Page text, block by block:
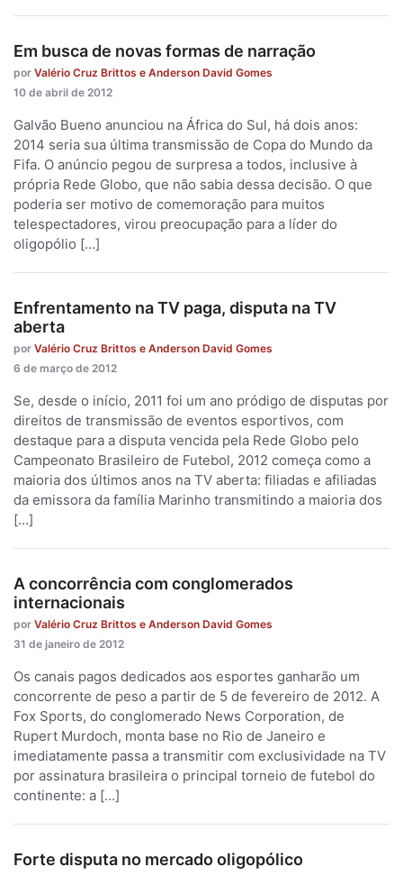
Em busca de novas formas de narração
por Valério Cruz Brittos e Anderson David Gomes
10 de abril de 2012
Galvão Bueno anunciou na África do Sul, há dois anos:
2014 seria sua última transmissão de Copa do Mundo da
Fifa. O anúncio pegou de surpresa a todos, inclusive à
própria Rede Globo, que não sabia dessa decisão. O que
poderia ser motivo de comemoração para muitos
telespectadores, virou preocupação para a líder do
oligopólio […]
Enfrentamento na TV paga, disputa na TV
aberta
por Valério Cruz Brittos e Anderson David Gomes
6 de março de 2012
Se, desde o início, 2011 foi um ano pródigo de disputas por
direitos de transmissão de eventos esportivos, com
destaque para a disputa vencida pela Rede Globo pelo
Campeonato Brasileiro de Futebol, 2012 começa como a
maioria dos últimos anos na TV aberta: filiadas e afiliadas
da emissora da família Marinho transmitindo a maioria dos
[…]
A concorrência com conglomerados
internacionais
por Valério Cruz Brittos e Anderson David Gomes
31 de janeiro de 2012
Os canais pagos dedicados aos esportes ganharão um
concorrente de peso a partir de 5 de fevereiro de 2012. A
Fox Sports, do conglomerado News Corporation, de
Rupert Murdoch, monta base no Rio de Janeiro e
imediatamente passa a transmitir com exclusividade na TV
por assinatura brasileira o principal torneio de futebol do
continente: a […]
Forte disputa no mercado oligopólico